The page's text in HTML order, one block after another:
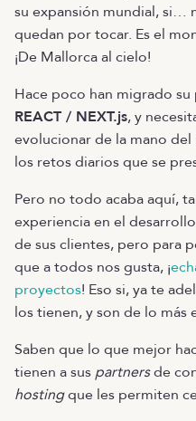
su expansión mundial, si…
quedan por tocar. Es el
¡De Mallorca al cielo!
Hace poco han migrado
REACT / NEXT.js, y
evolucionar de la mano
los retos diarios que se
Pero no todo acaba aquí,
experiencia en el
de sus clientes, pero para
que a todos nos gusta, ¡
proyectos! Eso si, ya te
los tienen, y son de lo más
Saben que lo que mejor
tienen a sus partnersde
hostingque les permiten